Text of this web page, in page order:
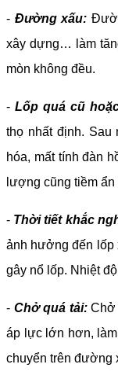
- Đường xấu:
xây dựng… làm
mòn không đều.
-Lốp quá cũ
thọ nhất định.
hóa, mất tính đàn
lượng cũng tiềm
- Thời tiết khắc
ảnh hưởng đến lốp
gây nổ lốp. Nhiệt
- Chở quá tải:Chở
áp lực lớn hơn,
chuyển trên đường